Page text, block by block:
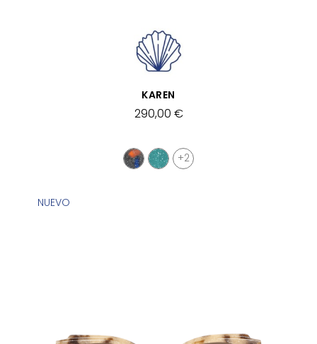
VISTA RÁPIDA
KAREN
290,00 €
+2
NUEVO